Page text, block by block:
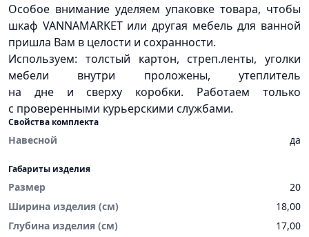
Особое внимание уделяем упаковке товара, чтобы
шкаф VANNAMARKET или другая мебель для ванной
пришла Вам в целости и сохранности.
Используем: толстый картон, стреп.ленты, уголки
мебели внутри проложены, утеплитель
на дне и сверху коробки. Работаем только
с проверенными курьерскими службами.
Свойства комплекта
Навесной да
Габариты изделия
Размер
20
Ширина изделия (см)
18,00
Глубина изделия (см)
17,00